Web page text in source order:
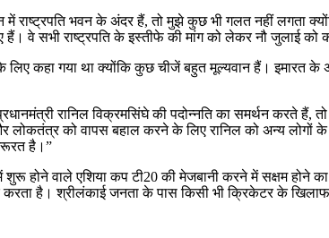
भवन के अंदर हैं, तो मुझे कुछ भी गलत नहीं लगता
वे सभी राष्ट्रपति के इस्तीफे की मांग को लेकर नौ जुलाई को
लिए कहा गया था क्योंकि कुछ चीजें बहुत मूल्यवान हैं।
रानिल विक्रमसिंघे की पदोन्नति का समर्थन करते
लोकतंत्र को वापस बहाल करने के लिए रानिल को अन्य
है।”
होने वाले एशिया कप टी20 की मेजबानी करने में सक्षम होने
है। श्रीलंकाई जनता के पास किसी भी क्रिकेटर के